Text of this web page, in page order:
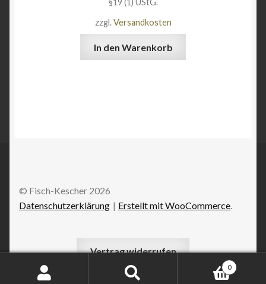
zzgl.Versandkosten
In den Warenkorb
© Fisch-Kescher 2026
Datenschutzerklärung
Erstellt mit WooCommerce.
Vertrag widerrufen
0